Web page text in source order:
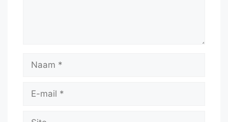
Naam
Site